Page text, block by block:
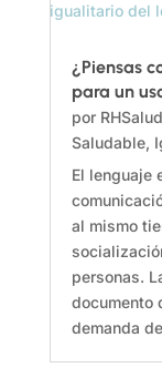
¿Piensas
para un
por
Saludable,
El lenguaje
al mismo
personas.
documento
demanda